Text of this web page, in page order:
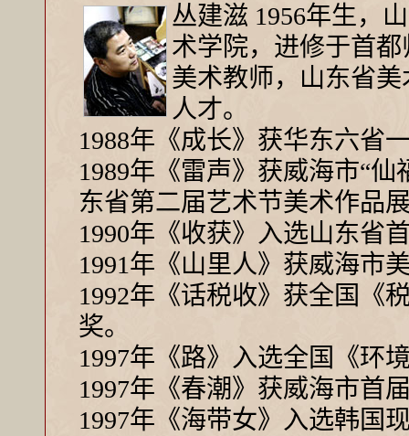
丛建滋 1956年生，
术学院，进修于首
美术教师，山东省
人才。
1988年《成长》获华东六省
1989年《雷声》获威海市“
东省第二届艺术节美术作品
1990年《收获》入选山东省
1991年《山里人》获威海市
1992年《话税收》获全国《
奖。
1997年《路》入选全国《环
1997年《春潮》获威海市首
1997年《海带女》入选韩国